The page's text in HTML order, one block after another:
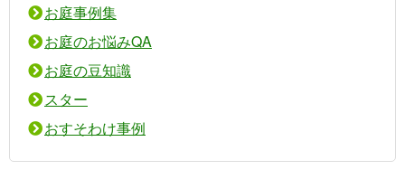
お庭事例集
お庭のお悩みQA
お庭の豆知識
スター
おすそわけ事例